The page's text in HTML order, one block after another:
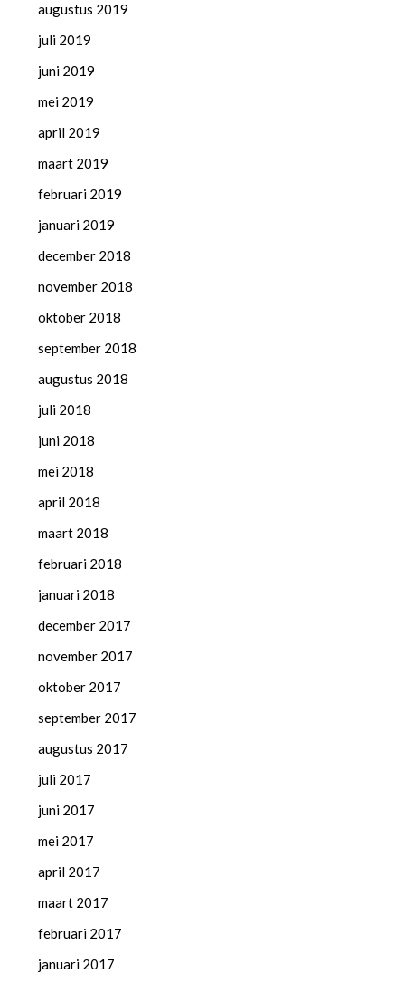
augustus 2019
juli 2019
juni 2019
mei 2019
april 2019
maart 2019
februari 2019
januari 2019
december 2018
november 2018
oktober 2018
september 2018
augustus 2018
juli 2018
juni 2018
mei 2018
april 2018
maart 2018
februari 2018
januari 2018
december 2017
november 2017
oktober 2017
september 2017
augustus 2017
juli 2017
juni 2017
mei 2017
april 2017
maart 2017
februari 2017
januari 2017